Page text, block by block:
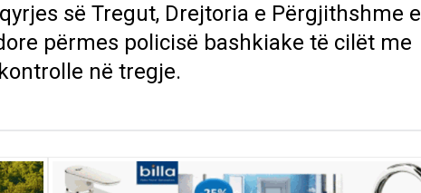
së Tregut, Drejtoria e Përgjithshme e
përmes policisë bashkiake të cilët me
në tregje.